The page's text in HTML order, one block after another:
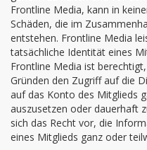
Frontline Media, kann in
Schäden, die im
entstehen. Frontline Media
tatsächliche Identität eines
Frontline Media ist
Gründen den Zugriff auf die
auf das Konto des Mitglieds
auszusetzen oder dauerhaft
sich das Recht vor, die
eines Mitglieds ganz oder